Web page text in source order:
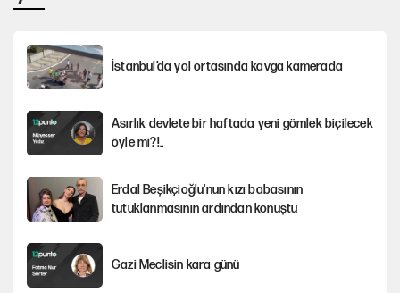
İstanbul’da yol ortasında kavga kamerada
Asırlık devlete bir haftada yeni gömlek biçilecek
öyle mi?!..
Erdal Beşikçioğlu'nun kızı babasının
tutuklanmasının ardından konuştu
Gazi Meclisin kara günü